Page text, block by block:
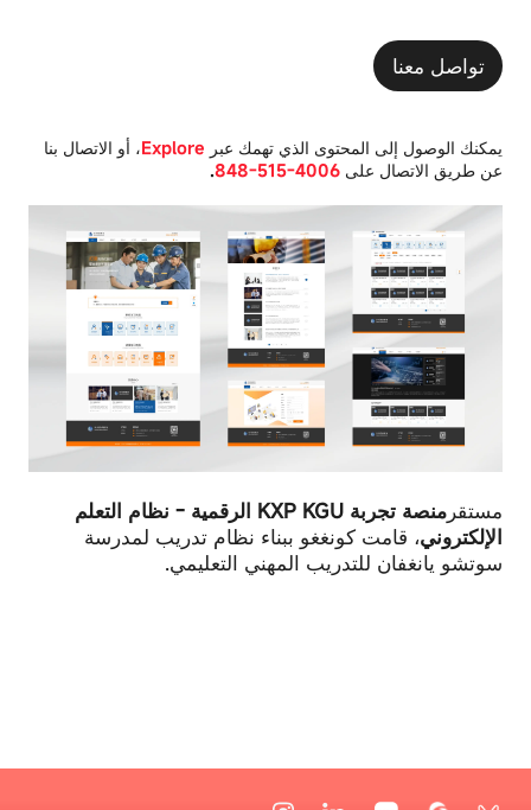
تواصل معنا
يمكنك الوصول إلى المحتوى الذي تهمك عبر Explore، أو الاتصال بنا
عن طريق الاتصال على 4006-515-848
.
مستقر
منصة تجربة KXP KGU الرقمية - نظام التعلم
الإلكتروني، قامت كونغغو ببناء نظام تدريب لمدرسة
سوتشو يانغفان للتدريب المهني التعليمي.
تنفيذ
أنشطة
تطلب
خلالها
الخدمة،
مثل
تفضيلات
الخصوصية
تسجيل
كوكيات
كوكيات
الاتجاه